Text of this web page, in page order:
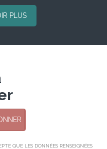
PLUS
QUE LES DONNÉES RENSEIGNÉES